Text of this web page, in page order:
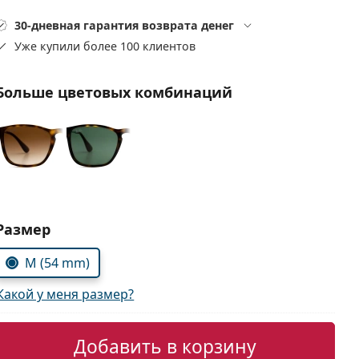
30-дневная гарантия возврата денег
Уже купили более 100 клиентов
цветовых комбинаций
параметры:
M (54 mm)
у меня размер?
Добавить в корзину